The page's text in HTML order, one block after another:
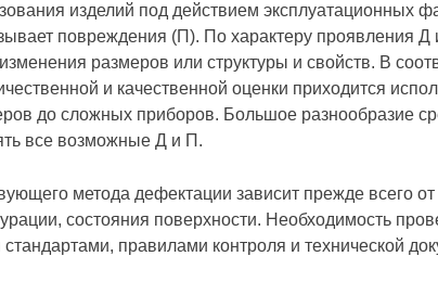
изделий под действием эксплуатационных
повреждения (П). По характеру проявления
размеров или структуры и свойств. В
и качественной оценки приходится
до сложных приборов. Большое разнообразие
все возможные Д и П.
метода дефектации зависит прежде всего
состояния поверхности. Необходимость
правилами контроля и технической